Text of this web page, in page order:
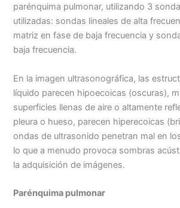
parénquima pulmonar, utilizando 3
utilizadas: sondas lineales de alta
matriz en fase de baja frecuencia y
baja frecuencia.
En la imagen ultrasonográfica, las
líquido parecen hipoecoicas (oscuras),
superficies llenas de aire o altamente
pleura o hueso, parecen hiperecoicas
ondas de ultrasonido penetran mal en
lo que a menudo provoca sombras
la adquisición de imágenes.
Parénquima pulmonar